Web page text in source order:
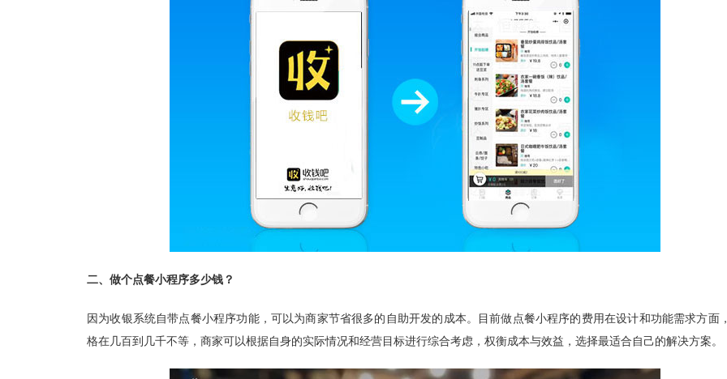
二、做个点餐小程序多少钱？
因为收银系统自带点餐小程序功能，可以为商家节省很多的自助开发的成本。目前做点餐小程序的费用在设计和功能需求方面
格在几百到几千不等，商家可以根据自身的实际情况和经营目标进行综合考虑，权衡成本与效益，选择最适合自己的解决方案。